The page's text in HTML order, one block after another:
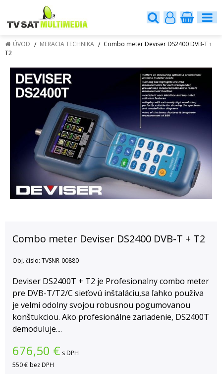
ÚVOD MERACIA TECHNIKA
Combo meter Deviser DS2400 DVB-T +
T2
Combo meter Deviser DS2400 DVB-T + T2
Obj. čislo: TVSNR-00880
Deviser DS2400T + T2 je Profesionalny combo meter
pre DVB-T/T2/C sieťovú inštaláciu,sa ľahko použiva
je velmi odolny svojou robusnou pogumovanou
konštukciou. Ako profesionálne zariadenie, DS2400T
demoduluje....
676,50 € s DPH
550 € bez DPH